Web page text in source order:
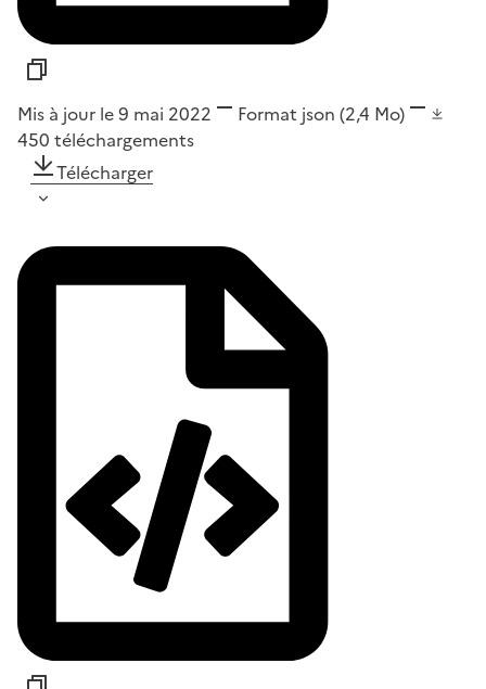
Mis à jour le 9 mai 2022 Format json (2,4 Mo)
450 téléchargements
Télécharger